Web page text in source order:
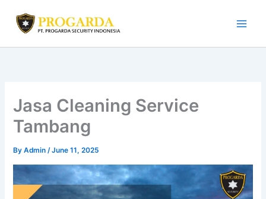
content
Jasa Cleaning Service
Tambang
ByAdmin/June 11, 2025